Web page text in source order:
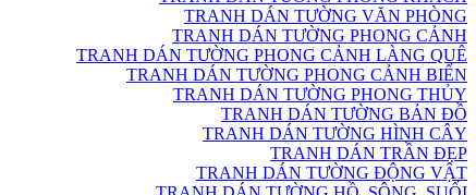
TRANH DÁN TƯỜNG VĂN PHÒNG
TRANH DÁN TƯỜNG PHONG CẢNH
TRANH DÁN TƯỜNG PHONG CẢNH LÀNG QUÊ
TRANH DÁN TƯỜNG PHONG CẢNH BIỂN
TRANH DÁN TƯỜNG PHONG THỦY
TRANH DÁN TƯỜNG BẢN ĐỒ
TRANH DÁN TƯỜNG HÌNH CÂY
TRANH DÁN TRẦN ĐẸP
TRANH DÁN TƯỜNG ĐỘNG VẬT